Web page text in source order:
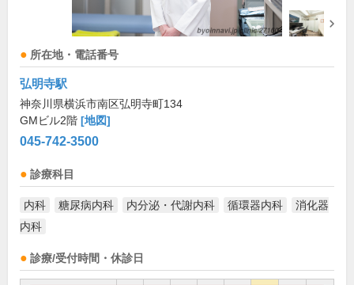
所在地・電話番号
弘明寺駅
神奈川県横浜市南区弘明寺町134
GMビル2階 [地図]
045-742-3500
診療科目
内科 糖尿病内科 内分泌・代謝内科 循環器内科
消化器
内科
診療/受付時間・休診日